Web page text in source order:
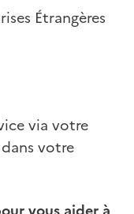
Étrangères
via votre
votre